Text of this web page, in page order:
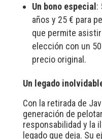
Un bono especial:
años y 25 € para
que permite
elección con un
precio original.
Un legado
Con la retirada de
generación de
responsabilidad y la
legado que deja. Su